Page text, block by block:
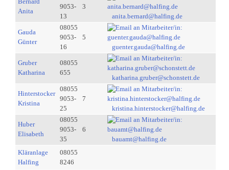
Anita
9053-
13
3
anita.bernard@halfing.de
Gauda
Günter
08055
9053-
16
5
guenter.gauda@halfing.de
Gruber
Katharina
08055
655
katharina.gruber@schonstett.de
Hinterstocker
Kristina
08055
9053-
25
7
kristina.hinterstocker@halfing.de
Huber
Elisabeth
08055
9053-
35
6
bauamt@halfing.de
Kläranlage
Halfing
08055
8246